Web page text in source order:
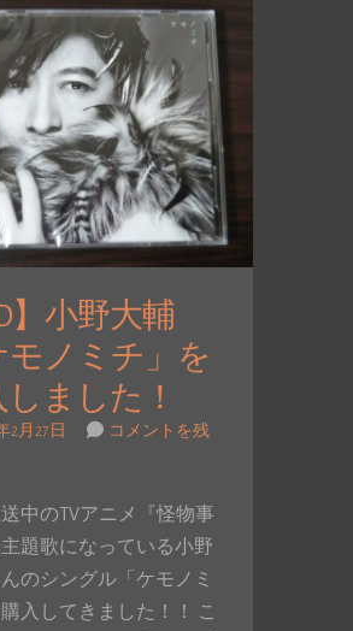
】小野大輔
モノミチ」を
ました！
2月27日
コメントを残
中のTVアニメ『怪物事
題歌になっている小野
のシングル「ケモノミ
入してきました！！ こ